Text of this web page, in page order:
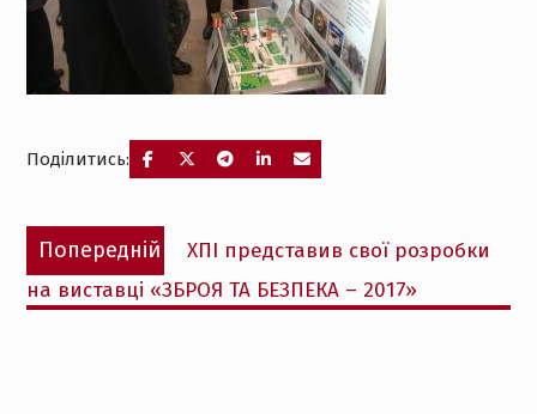
Поділитись:
Навігація
записів
Попередній
Попередній
запис:
ХПІ представив свої розробки
на виставці «ЗБРОЯ ТА БЕЗПЕКА – 2017»